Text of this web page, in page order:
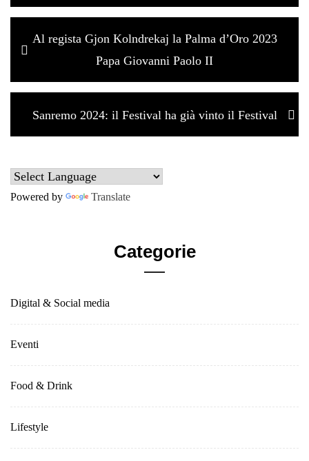
articoli
Previous
Al regista Gjon Kolndrekaj la Palma d’Oro 2023
Papa Giovanni Paolo II
Next
post:
Sanremo 2024: il Festival ha già vinto il Festival
Powered by Translate
Categorie
Digital & Social media
Eventi
Food & Drink
Lifestyle